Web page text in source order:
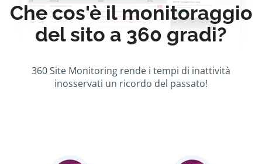
Che cos'è il monitoraggio
del sito a 360 gradi?
360 Site Monitoring rende i tempi di inattività
inosservati un ricordo del passato!